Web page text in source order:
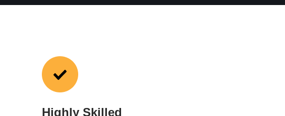
Highly Skilled